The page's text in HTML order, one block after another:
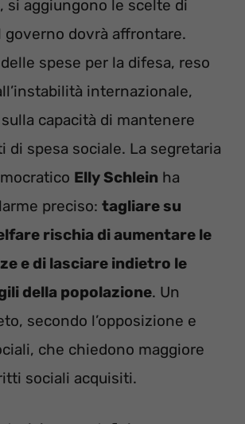
si aggiungono le scelte di
governo dovrà affrontare.
spese per la difesa, reso
internazionale,
capacità di mantenere
di spesa sociale. La segretaria
Elly Schlein ha
preciso: tagliare su
rischia di aumentare le
e di lasciare indietro le
della popolazione. Un
secondo l’opposizione e
che chiedono maggiore
sociali acquisiti.